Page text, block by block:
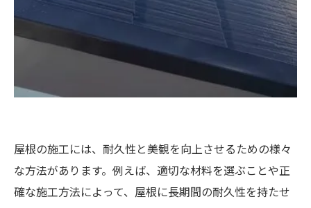
屋根の施工には、耐久性と美観を向上させるための様々
な方法があります。例えば、適切な材料を選ぶことや正
確な施工方法によって、屋根に長期間の耐久性を持たせ